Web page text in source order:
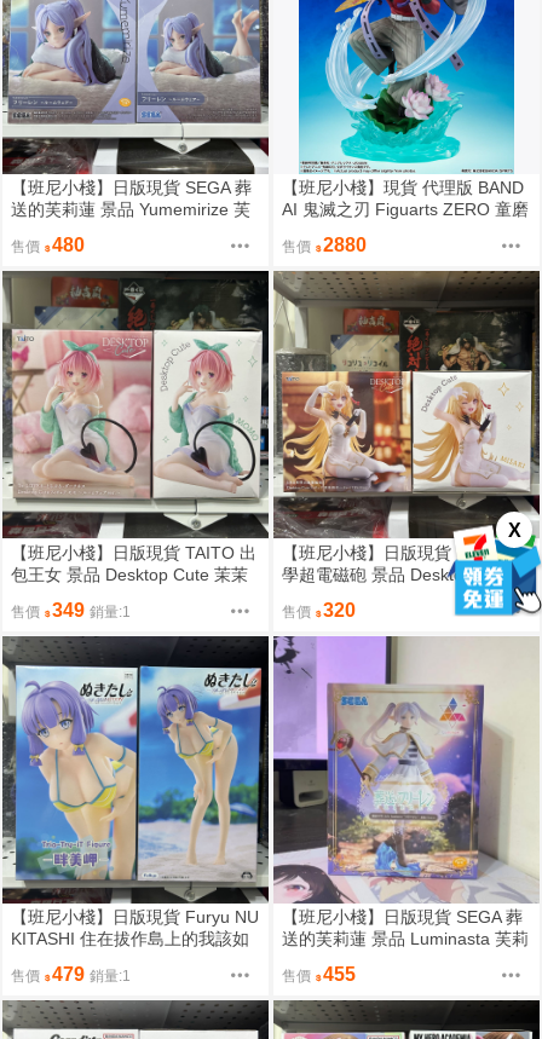
X
【班尼小棧】日版現貨 SEGA 葬
送的芙莉蓮 景品 Yumemirize 芙
售價 480
【班尼小棧】現貨 代理版 BAND
AI 鬼滅之刃 Figuarts ZERO 童磨
售價 2880
【班尼小棧】日版現貨 TAITO 出
包王女 景品 Desktop Cute 茉茉
售價 349 銷量:1
【班尼小棧】日版現貨 TAITO 科
學超電磁砲 景品 Desktop Cute
售價 320
【班尼小棧】日版現貨 Furyu NU
KITASHI 住在拔作島上的我該如
裝 公仔
售價 479 銷量:1
【班尼小棧】日版現貨 SEGA 葬
送的芙莉蓮 景品 Luminasta 芙莉
售價 455